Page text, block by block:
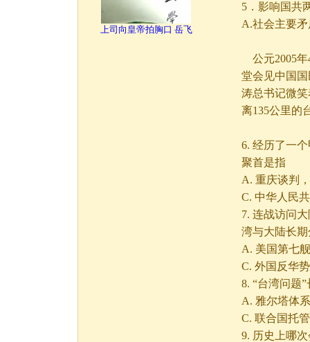
上司向皇帝拍胸口 岳飞
5．影响国共
A.社会主要
公元2005年
堂会见中国
涛总书记微
离135公里的
6. 经历了一
聚首是指
A. 重庆谈判
C. 中华人民
7. 连战访问
湾与大陆长
A. 美国第七
C. 外国反华
8. “台湾问题
A. 雅尔塔体
C. 联合国托
9. 历史上哪